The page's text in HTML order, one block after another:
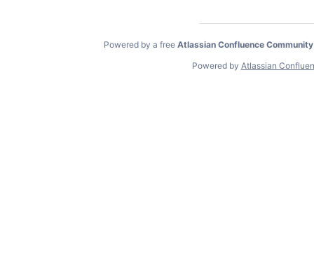
Powered by a free Atlassian Confluence
Powered by Atlassian